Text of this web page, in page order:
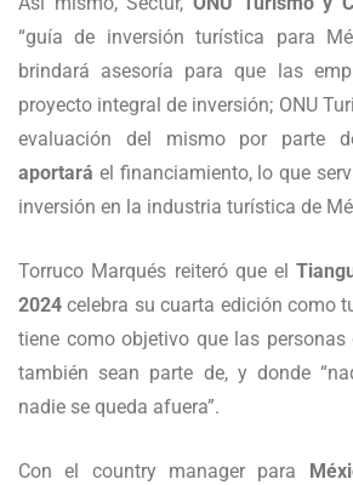
“guía de inversión turística para
brindará asesoría para que las
proyecto integral de inversión; ONU
evaluación del mismo por parte
aportará el financiamiento, lo que
inversión en la industria turística de
Torruco Marqués reiteró que el
2024 celebra su cuarta edición como
tiene como objetivo que las
también sean parte de, y donde
nadie se queda afuera”.
Con el country manager para